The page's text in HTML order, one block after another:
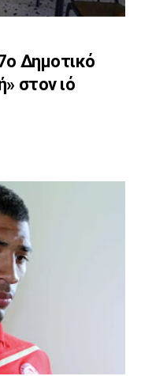
Δημοτικό
στον ιό